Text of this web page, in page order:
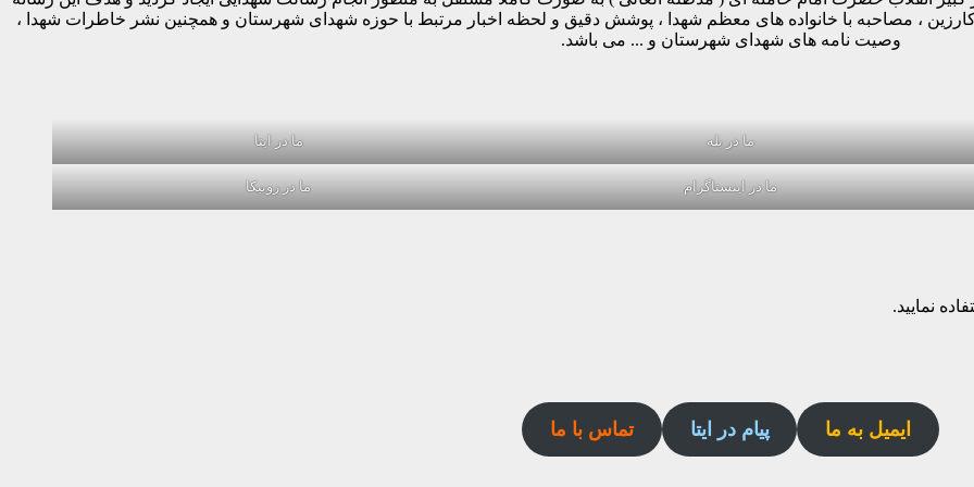
، مصاحبه با خانواده های معظم شهدا ، پوشش دقیق و لحظه اخبار مرتبط با حوزه شهدای شهرستان و همچنین نشر خاطرات شهدا ،
وصیت نامه های شهدای شهرستان و ... می باشد.
ما در بله ما در ایتا
ما در اینستاگرام ما در روبیکا
نمایید.
ایمیل به ما پیام در ایتا تماس با ما